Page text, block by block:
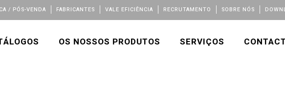
/ PÓS-VENDA FABRICANTES VALE EFICIÊNCIA RECRUTAMENTO SOBRE NÓS
OS NOSSOS PRODUTOS SERVIÇOS